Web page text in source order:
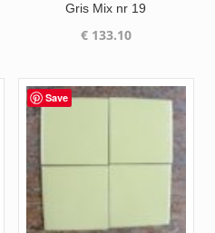
Gris Mix nr 19
€133.10
Save